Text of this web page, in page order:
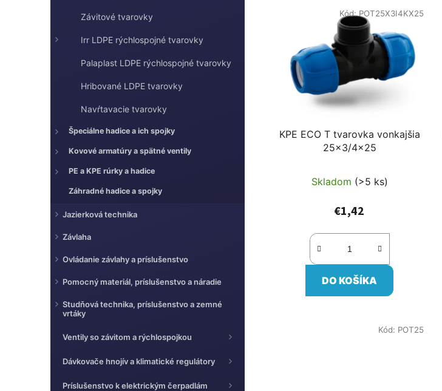
Závitové tvarovky
Irr LDPE rýchlospojné tvarovky
Palaplast LDPE rýchlospojné tvarovky
Hribované LDPE tvarovky
Navŕtavacie tvarovky
Špeciálne hadice a ich spojky
Kovové armatúry a spätné ventily
PE a KPE rúrky a hadice
Záhradné hadice a spojky
Jazierková technika
Závlaha
Ovládanie závlahy a príslušenstvo
Pomocný materiál, príslušenstvo a náradie
Studňová technika, príslušenstvo a zemné
vrtáky
Ventily so závitom a rýchlospojkou
Dávkovače hnojív a klimatické regulátory
Príslušenstvo k elektrickým čerpadlám
KPE ECO T tvarovka vonkajšia
25x3/4x25
Skladom (>5 ks)
€1,42
DO KOŠÍKA
Kód:POT25X3I4KX25
Kód: POT25